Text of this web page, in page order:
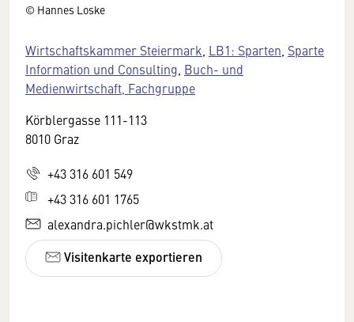
© Hannes Loske
Wirtschaftskammer Steiermark LB1: Sparten Sparte
Information und Consulting Buch- und
Medienwirtschaft, Fachgruppe
Körblergasse 111-113
8010 Graz
+43 316 601 549
+43 316 601 1765
alexandra.pichler@wkstmk.at
Visitenkarte exportieren